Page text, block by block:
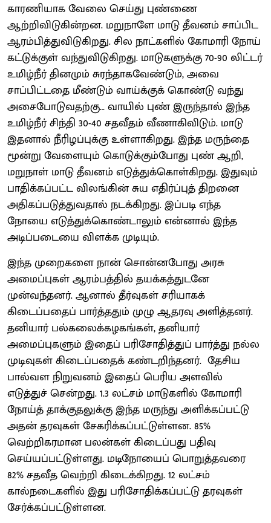
காரணியாக வேலை செய்து புண்ணை
ஆற்றிவிடுகின்றன. மறுநாளே மாடு தீவனம் சாப்பிட
ஆரம்பித்துவிடுகிறது. சில நாட்களில் கோமாரி நோய்
கட்டுக்குள் வந்துவிடுகிறது. மாடுகளுக்கு 70-90 லிட்டர்
உமிழ்நீர் தினமும் சுரந்தாகவேண்டும், அவை
சாப்பிட்டதை மீண்டும் வாய்க்குக் கொண்டு வந்து
அசைபோடுவதற்கு… வாயில் புண் இருந்தால் இந்த
உமிழ்நீர் சிந்தி 30-40 சதவீதம் வீணாகிவிடும். மாடு
இதனால் நீரிழப்புக்கு உள்ளாகிறது. இந்த மருந்தை
மூன்று வேளையும் கொடுக்கும்போது புண் ஆறி,
மறுநாள் மாடு தீவனம் எடுத்துக்கொள்கிறது. இதுவும்
பாதிக்கப்பட்ட விலங்கின் சுய எதிர்ப்புத் திறனை
அதிகப்படுத்துவதால் நடக்கிறது. இப்படி எந்த
நோயை எடுத்துக்கொண்டாலும் என்னால் இந்த
அடிப்படையை விளக்க முடியும்.
இந்த முறைகளை நான் சொன்னபோது அரசு
அமைப்புகள் ஆரம்பத்தில் தயக்கத்துடனே
முன்வந்தனர். ஆனால் தீர்வுகள் சரியாகக்
கிடைப்பதைப் பார்த்ததும் முழு ஆதரவு அளித்தனர்.
தனியார் பல்கலைக்கழகங்கள், தனியார்
அமைப்புகளும் இதைப் பரிசோதித்துப் பார்த்து நல்ல
முடிவுகள் கிடைப்பதைக் கண்டறிந்தனர். தேசிய
பால்வள நிறுவனம் இதைப் பெரிய அளவில்
எடுத்துச் சென்றது. 1.3 லட்சம் மாடுகளில் கோமாரி
நோய்த் தாக்குதலுக்கு இந்த மருந்து அளிக்கப்பட்டு
அதன் தரவுகள் சேகரிக்கப்பட்டுள்ளன. 85%
வெற்றிகரமான பலன்கள் கிடைப்பது பதிவு
செய்யப்பட்டுள்ளது. மடிநோயைப் பொறுத்தவரை
82% சதவீத வெற்றி கிடைக்கிறது. 12 லட்சம்
கால்நடைகளில் இது பரிசோதிக்கப்பட்டு தரவுகள்
சேர்க்கப்பட்டுள்ளன.